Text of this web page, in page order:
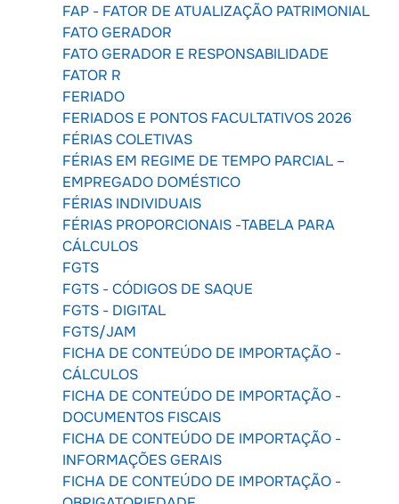
FAP - FATOR DE ATUALIZAÇÃO PATRIMONIAL
FATO GERADOR
FATO GERADOR E RESPONSABILIDADE
FATOR R
FERIADO
FERIADOS E PONTOS FACULTATIVOS 2026
FÉRIAS COLETIVAS
FÉRIAS EM REGIME DE TEMPO PARCIAL –
EMPREGADO DOMÉSTICO
FÉRIAS INDIVIDUAIS
FÉRIAS PROPORCIONAIS -TABELA PARA
CÁLCULOS
FGTS
FGTS - CÓDIGOS DE SAQUE
FGTS - DIGITAL
FGTS/JAM
FICHA DE CONTEÚDO DE IMPORTAÇÃO -
CÁLCULOS
FICHA DE CONTEÚDO DE IMPORTAÇÃO -
DOCUMENTOS FISCAIS
FICHA DE CONTEÚDO DE IMPORTAÇÃO -
INFORMAÇÕES GERAIS
FICHA DE CONTEÚDO DE IMPORTAÇÃO -